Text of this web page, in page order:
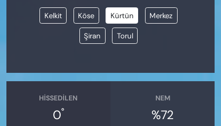
Kelkit Köse Kürtün Merkez
Şiran Torul
HISSEDILEN
0°
NEM
%72